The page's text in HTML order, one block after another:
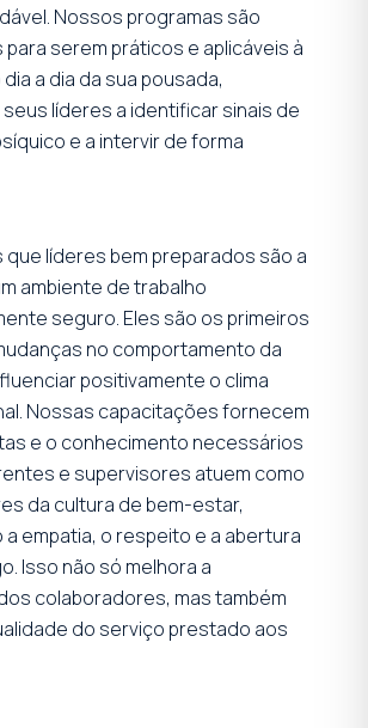
Nossos programas são
serem práticos e aplicáveis à
a dia da sua pousada,
líderes a identificar sinais de
e a intervir de forma
líderes bem preparados são a
ambiente de trabalho
seguro. Eles são os primeiros
no comportamento da
positivamente o clima
Nossas capacitações fornecem
e o conhecimento necessários
e supervisores atuem como
da cultura de bem-estar,
empatia, o respeito e a abertura
Isso não só melhora a
colaboradores, mas também
do serviço prestado aos